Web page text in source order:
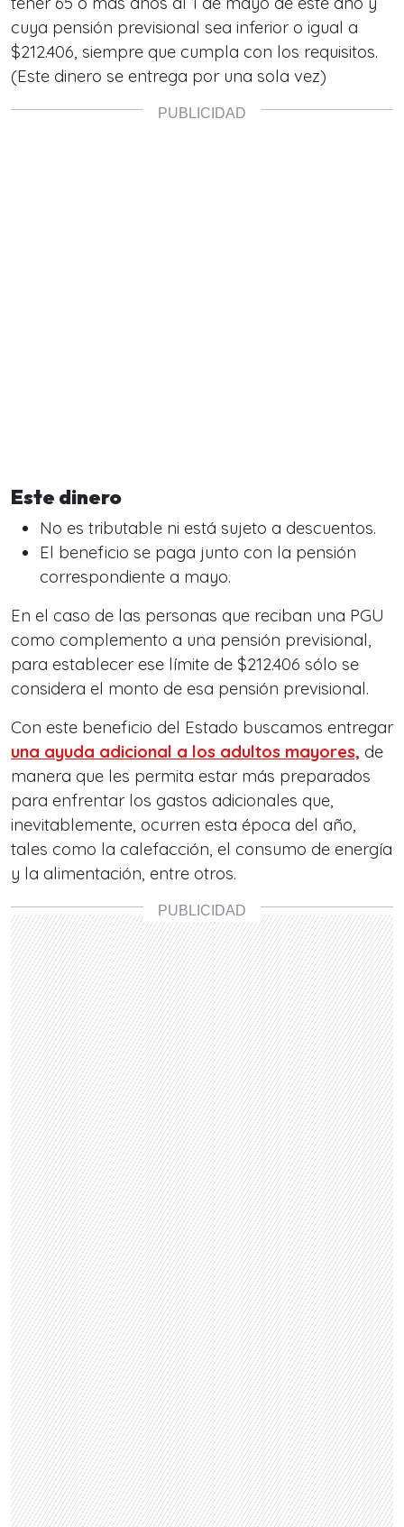
cuya pensión previsional sea inferior o igual a
$212.406, siempre que cumpla con los requisitos.
(Este dinero se entrega por una sola vez)
Este dinero
No es tributable ni está sujeto a descuentos.
El beneficio se paga junto con la pensión
correspondiente a mayo.
En el caso de las personas que reciban una PGU
como complemento a una pensión previsional,
para establecer ese límite de $212.406 sólo se
considera el monto de esa pensión previsional.
Con este beneficio del Estado buscamos entregar
una ayuda adicional a los adultos mayores, de
manera que les permita estar más preparados
para enfrentar los gastos adicionales que,
inevitablemente, ocurren esta época del año,
tales como la calefacción, el consumo de energía
y la alimentación, entre otros.